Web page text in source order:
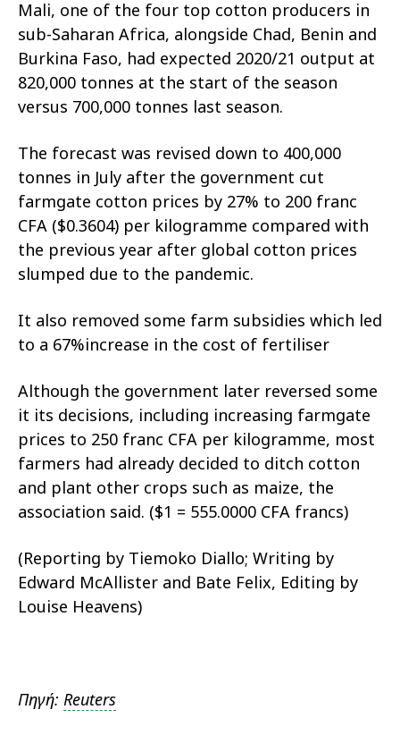
Mali, one of the four top cotton producers in
sub-Saharan Africa, alongside Chad, Benin and
Burkina Faso, had expected 2020/21 output at
820,000 tonnes at the start of the season
versus 700,000 tonnes last season.
The forecast was revised down to 400,000
tonnes in July after the government cut
farmgate cotton prices by 27% to 200 franc
CFA ($0.3604) per kilogramme compared with
the previous year after global cotton prices
slumped due to the pandemic.
It also removed some farm subsidies which led
to a 67%increase in the cost of fertiliser
Although the government later reversed some
it its decisions, including increasing farmgate
prices to 250 franc CFA per kilogramme, most
farmers had already decided to ditch cotton
and plant other crops such as maize, the
association said. ($1 = 555.0000 CFA francs)
(Reporting by Tiemoko Diallo; Writing by
Edward McAllister and Bate Felix, Editing by
Louise Heavens)
Πηγή: Reuters